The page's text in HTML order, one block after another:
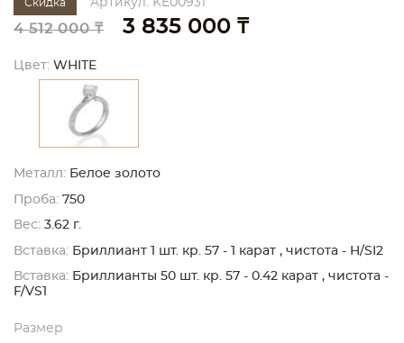
Скидка Артикул: KE00931
4 512 000 ₸ 3 835 000 ₸
Цвет: WHITE
Металл: Белое золото
Проба: 750
Вес: 3.62 г.
Вставка: Бриллиант 1 шт. кр. 57 - 1 карат , чистота - H/SI2
Вставка: Бриллианты 50 шт. кр. 57 - 0.42 карат , чистота -
F/VS1
Размер